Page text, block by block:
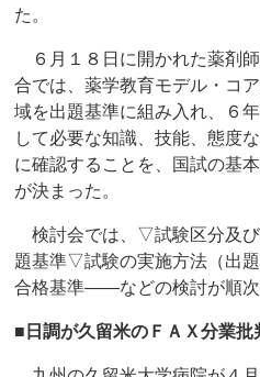
た。
６月１８日に開かれた薬剤
合では、薬学教育モデル・コ
域を出題基準に組み入れ、６
して必要な知識、技能、態度
に確認することを、国試の基
が決まった。
検討会では、▽試験区分及
題基準▽試験の実施方法（出
合格基準――などの検討が順次
■日調が久留米のＦＡＸ分業批